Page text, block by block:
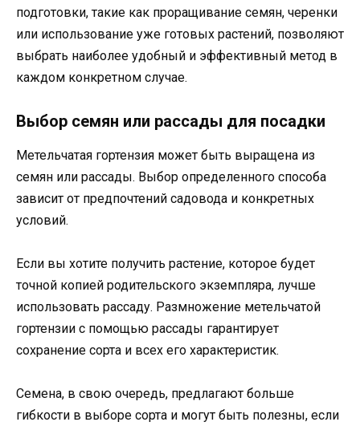
подготовки, такие как проращивание семян, черенки
или использование уже готовых растений, позволяют
выбрать наиболее удобный и эффективный метод в
каждом конкретном случае.
Выбор семян или рассады для посадки
Метельчатая гортензия может быть выращена из
семян или рассады. Выбор определенного способа
зависит от предпочтений садовода и конкретных
условий.
Если вы хотите получить растение, которое будет
точной копией родительского экземпляра, лучше
использовать рассаду. Размножение метельчатой
гортензии с помощью рассады гарантирует
сохранение сорта и всех его характеристик.
Семена, в свою очередь, предлагают больше
гибкости в выборе сорта и могут быть полезны, если